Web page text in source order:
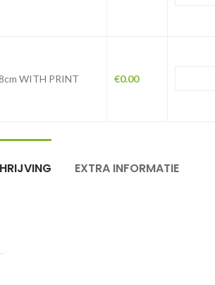
WITH PRINT €0.00
EXTRA INFORMATIE